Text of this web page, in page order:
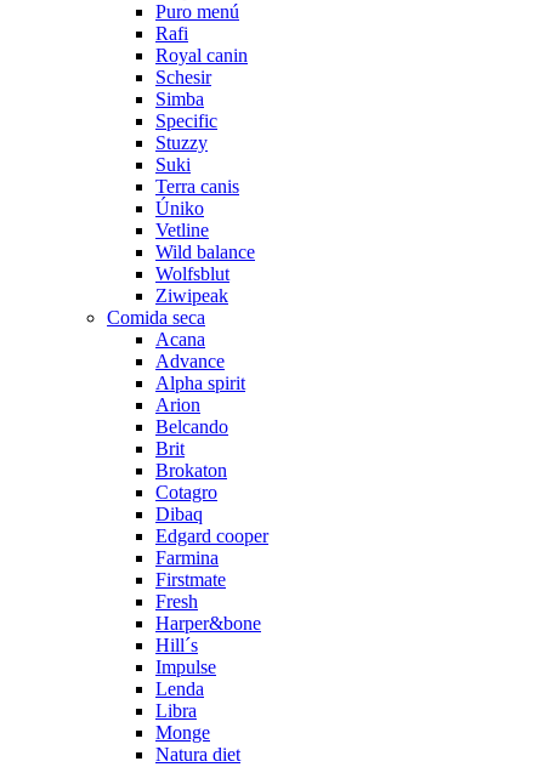
Puro menú
Rafi
Royal canin
Schesir
Simba
Specific
Stuzzy
Suki
Terra canis
Úniko
Vetline
Wild balance
Wolfsblut
Ziwipeak
Comida seca
Acana
Advance
Alpha spirit
Arion
Belcando
Brit
Brokaton
Cotagro
Dibaq
Edgard cooper
Farmina
Firstmate
Fresh
Harper&bone
Hill´s
Impulse
Lenda
Libra
Monge
Natura diet